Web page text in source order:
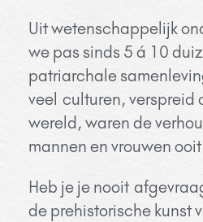
Uit wetenschappelijk
we pas sinds 5 á 10
patriarchale
veel culturen, verspreid
wereld, waren de
mannen en vrouwen ooit
Heb je je nooit
de prehistorische kunst